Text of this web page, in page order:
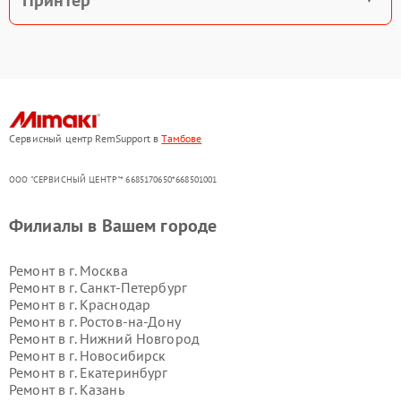
Сервисный центр RemSupport вТамбове
ООО "СЕРВИСНЫЙ ЦЕНТР"* 6685170650*668501001
Филиалы в Вашем городе
Ремонт в г. Москва
Ремонт в г. Санкт-Петербург
Ремонт в г. Краснодар
Ремонт в г. Ростов-на-Дону
Ремонт в г. Нижний Новгород
Ремонт в г. Новосибирск
Ремонт в г. Екатеринбург
Ремонт в г. Казань